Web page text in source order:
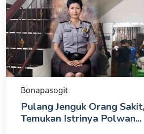
Bonapasogit
Pulang Jenguk Orang
Temukan Istrinya Polwan...